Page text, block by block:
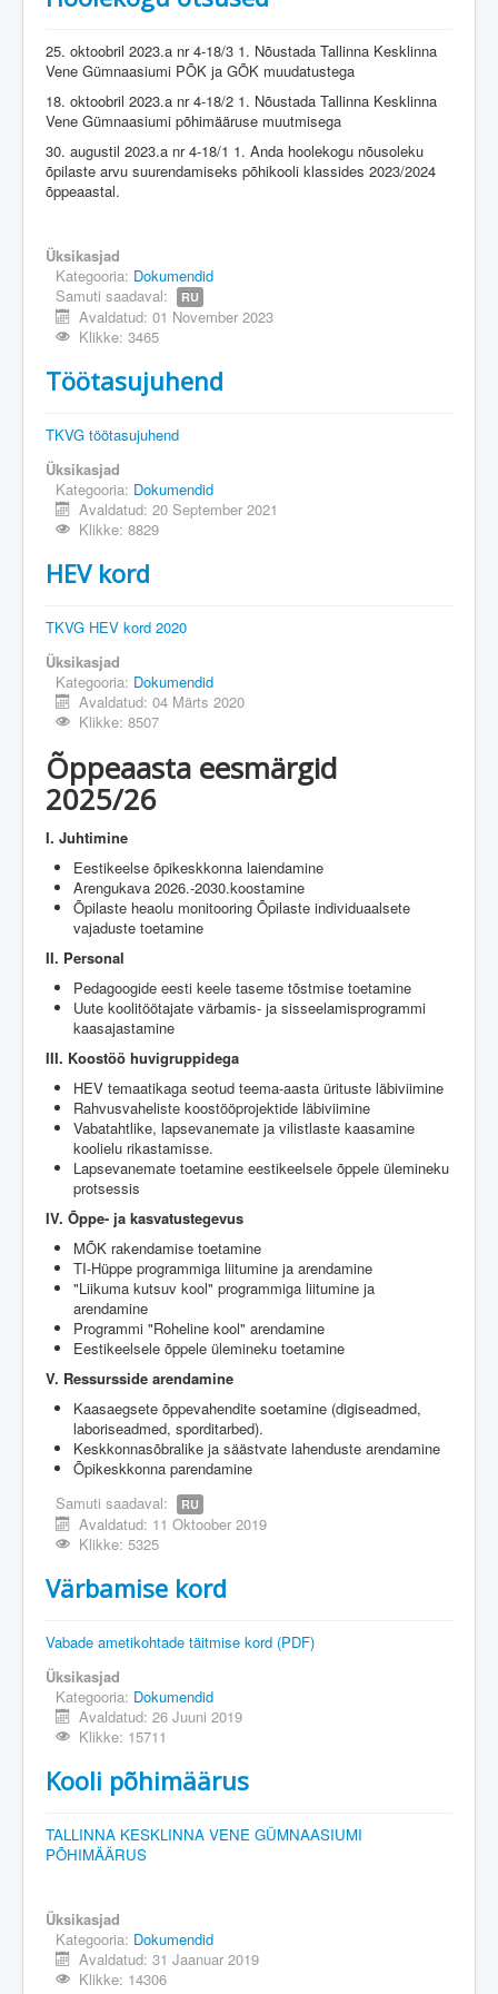
Üldinfo
Kontakt
Login
25. oktoobril 2023.a nr 4-18/3 1. Nõustada Tallinna Kesklinna
Vene Gümnaasiumi PÕK ja GÕK muudatustega
18. oktoobril 2023.a nr 4-18/2 1. Nõustada Tallinna Kesklinna
Vene Gümnaasiumi põhimääruse muutmisega
30. augustil 2023.a nr 4-18/1 1. Anda hoolekogu nõusoleku
õpilaste arvu suurendamiseks põhikooli klassides 2023/2024
õppeaastal.
Üksikasjad
Kategooria: Dokumendid
Samuti saadaval:
RU
Avaldatud: 01 November 2023
Klikke: 3465
Töötasujuhend
TKVG töötasujuhend
Üksikasjad
Kategooria: Dokumendid
Avaldatud: 20 September 2021
Klikke: 8829
HEV kord
TKVG HEV kord 2020
Üksikasjad
Kategooria: Dokumendid
Avaldatud: 04 Märts 2020
Klikke: 8507
Õppeaasta eesmärgid
2025/26
I. Juhtimine
Eestikeelse õpikeskkonna laiendamine
Arengukava 2026.-2030.koostamine
Õpilaste heaolu monitooring Õpilaste individuaalsete
vajaduste toetamine
II. Personal
Pedagoogide eesti keele taseme tõstmise toetamine
Uute koolitöötajate värbamis- ja sisseelamisprogrammi
kaasajastamine
III. Koostöö huvigruppidega
HEV temaatikaga seotud teema-aasta ürituste läbiviimine
Rahvusvaheliste koostööprojektide läbiviimine
Vabatahtlike, lapsevanemate ja vilistlaste kaasamine
koolielu rikastamisse.
Lapsevanemate toetamine eestikeelsele õppele ülemineku
protsessis
IV. Õppe- ja kasvatustegevus
MÕK rakendamise toetamine
TI-Hüppe programmiga liitumine ja arendamine
"Liikuma kutsuv kool" programmiga liitumine ja
arendamine
Programmi "Roheline kool" arendamine
Eestikeelsele õppele ülemineku toetamine
V. Ressursside arendamine
Kaasaegsete õppevahendite soetamine (digiseadmed,
laboriseadmed, sporditarbed).
Keskkonnasõbralike ja säästvate lahenduste arendamine
Õpikeskkonna parendamine
Samuti saadaval:
RU
Avaldatud: 11 Oktoober 2019
Klikke: 5325
Värbamise kord
Vabade ametikohtade täitmise kord (PDF)
Üksikasjad
Kategooria: Dokumendid
Avaldatud: 26 Juuni 2019
Klikke: 15711
Kooli põhimäärus
TALLINNA KESKLINNA VENE GÜMNAASIUMI
PÕHIMÄÄRUS
Üksikasjad
Kategooria: Dokumendid
Avaldatud: 31 Jaanuar 2019
Klikke: 14306